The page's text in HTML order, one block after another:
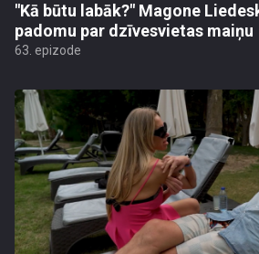
"Kā būtu labāk?" Magone
padomu par dzīvesvietas maiņu
63. epizode